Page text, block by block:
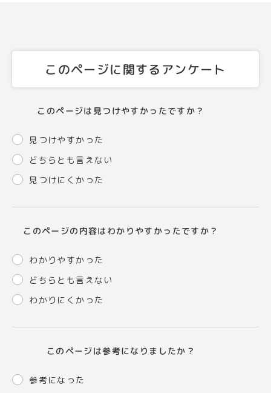
このページに関するアンケート
このページは見つけやすかったですか？
見つけやすかった
どちらとも言えない
見つけにくかった
このページの内容はわかりやすかったですか？
わかりやすかった
どちらとも言えない
わかりにくかった
このページは参考になりましたか？
参考になった